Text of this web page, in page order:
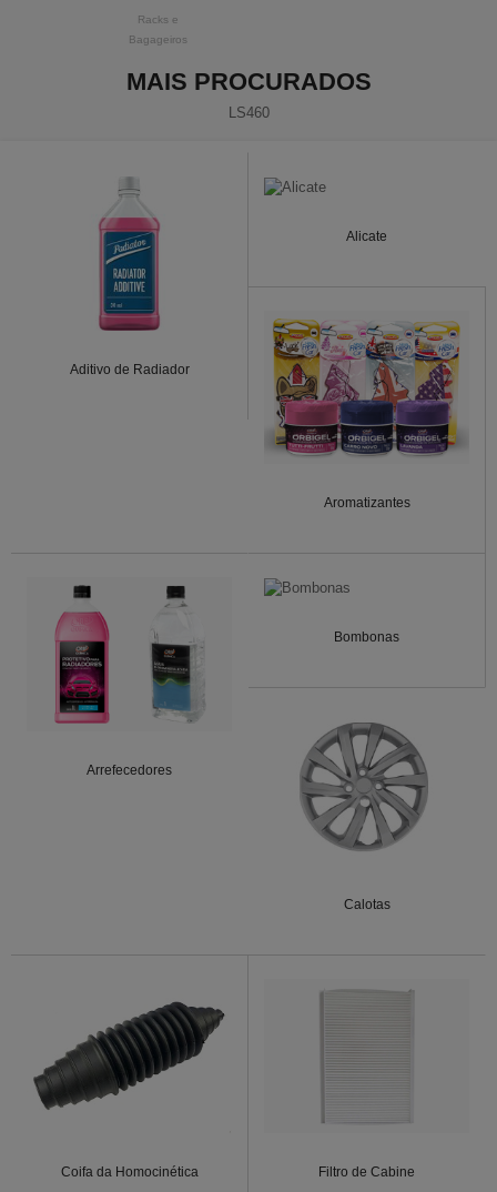
Racks e
Bagageiros
MAIS PROCURADOS
LS460
Aditivo de Radiador
Alicate
Aromatizantes
Arrefecedores
Bombonas
Calotas
Coifa da Homocinética Filtro de Cabine